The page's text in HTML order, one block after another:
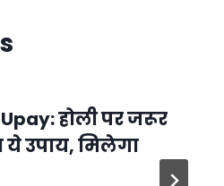
होली पर जरूर
उपाय, मिलेगा